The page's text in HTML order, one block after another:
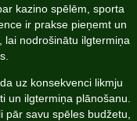
kazino spēlēm, sporta
ir prakse pieņemt un
lai nodrošinātu ilgtermiņa
uz konsekvenci likmju
un ilgtermiņa plānošanu.
savu spēles budžetu,